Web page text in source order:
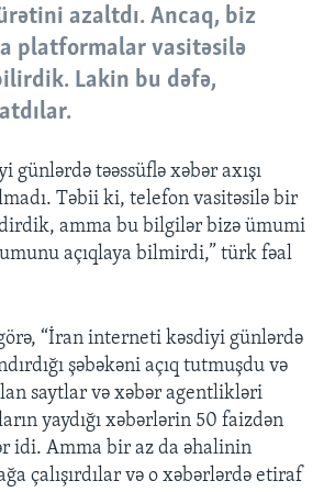
azaltdı. Ancaq, biz
platformalar vasitəsilə
Lakin bu dəfə,
təəssüflə xəbər axışı
Təbii ki, telefon vasitəsilə bir
amma bu bilgilər bizə ümumi
açıqlaya bilmirdi,” türk fəal
“İran interneti kəsdiyi günlərdə
şəbəkəni açıq tutmuşdu və
saytlar və xəbər agentlikləri
yaydığı xəbərlərin 50 faizdən
idi. Amma bir az da əhalinin
çalışırdılar və o xəbərlərdə etiraf